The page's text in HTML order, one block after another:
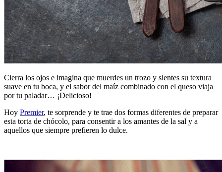
Cierra los ojos e imagina que muerdes un trozo y sientes su textura
suave en tu boca, y el sabor del maíz combinado con el queso viaja
por tu paladar… ¡Delicioso!
Hoy Premier, te sorprende y te trae dos formas diferentes de preparar
esta torta de chócolo, para consentir a los amantes de la sal y a
aquellos que siempre prefieren lo dulce.